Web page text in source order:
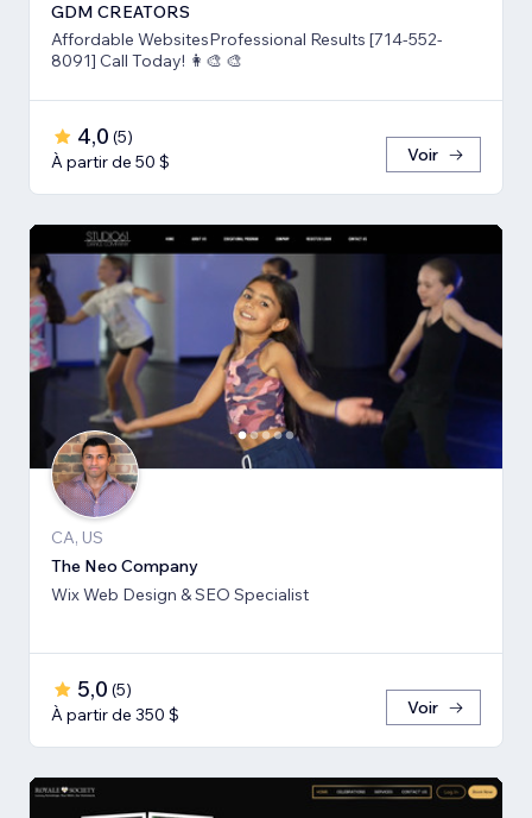
GDM CREATORS
Affordable WebsitesProfessional Results [714-552-
8091] Call Today! 👩‍🎨 🎨
4,0 (5)
À partir de 50 $
Voir
CA, US
The Neo Company
Wix Web Design & SEO Specialist
5,0 (5)
À partir de 350 $
Voir